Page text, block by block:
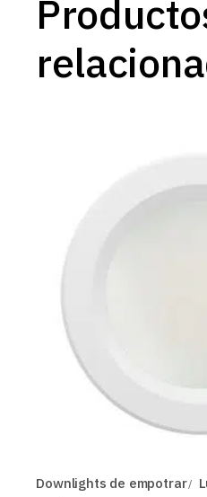
Downlights de empotrar